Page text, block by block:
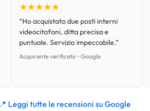
★★★★★
“Ho acquistato due posti interni
videocitofoni, ditta precisa e
puntuale. Servizio impeccabile.”
Acquirente verificato • Google
📍 Leggi tutte le recensioni su Google